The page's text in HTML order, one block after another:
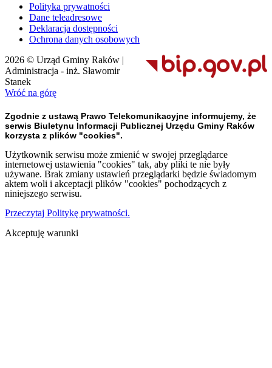
Polityka prywatności
Dane teleadresowe
Deklaracja dostępności
Ochrona danych osobowych
2026 © Urząd Gminy Raków |
Administracja - inż. Sławomir
Stanek
Wróć na górę
Zgodnie z ustawą Prawo Telekomunikacyjne informujemy, że
serwis Biuletynu Informacji Publicznej Urzędu Gminy Raków
korzysta z plików "cookies".
Użytkownik serwisu może zmienić w swojej przeglądarce
internetowej ustawienia "cookies" tak, aby pliki te nie były
używane. Brak zmiany ustawień przeglądarki będzie świadomym
aktem woli i akceptacji plików "cookies" pochodzących z
niniejszego serwisu.
Przeczytaj Politykę prywatności.
Akceptuję warunki